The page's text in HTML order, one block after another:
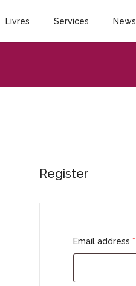
Livres Services News
Register
Email address *